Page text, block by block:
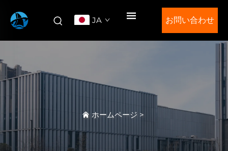
JA お問い合わせ
ホームページ >